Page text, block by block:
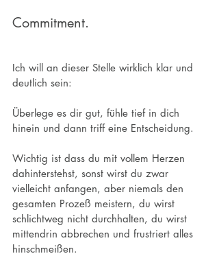
Commitment.
Ich will an dieser Stelle wirklich klar und
deutlich sein:
Überlege es dir gut, fühle tief in dich
hinein und dann triff eine Entscheidung.
Wichtig ist dass du mit vollem Herzen
dahinterstehst, sonst wirst du zwar
vielleicht anfangen, aber niemals den
gesamten Prozeß meistern, du wirst
schlichtweg nicht durchhalten, du wirst
mittendrin abbrechen und frustriert alles
hinschmeißen.